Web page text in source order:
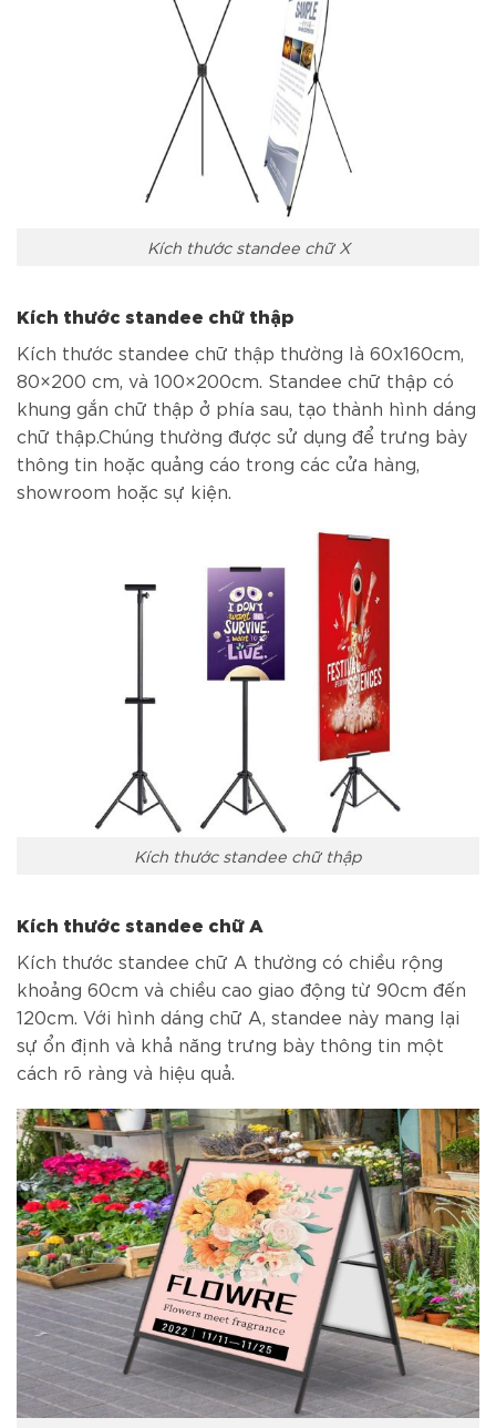
Kích thước standee chữ X
Kích thước standee chữ thập
Kích thước standee chữ thập thường là 60x160cm,
80×200 cm, và 100×200cm. Standee chữ thập có
khung gắn chữ thập ở phía sau, tạo thành hình dáng
chữ thập.Chúng thường được sử dụng để trưng bày
thông tin hoặc quảng cáo trong các cửa hàng,
showroom hoặc sự kiện.
Kích thước standee chữ thập
Kích thước standee chữ A
Kích thước standee chữ A thường có chiều rộng
khoảng 60cm và chiều cao giao động từ 90cm đến
120cm. Với hình dáng chữ A, standee này mang lại
sự ổn định và khả năng trưng bày thông tin một
cách rõ ràng và hiệu quả.